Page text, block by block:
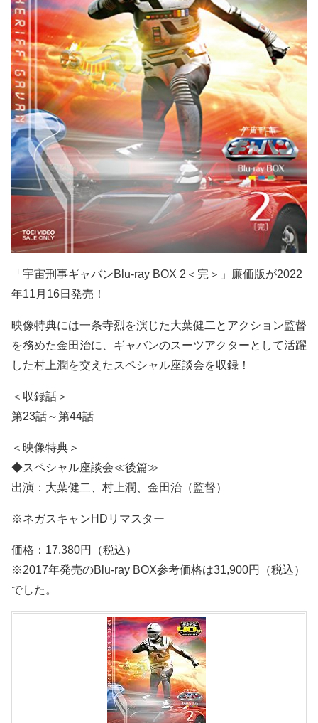
「宇宙刑事ギャバンBlu-ray BOX 2＜完＞」廉価版が2022
年11月16日発売！
映像特典には一条寺烈を演じた大葉健二とアクション監督
を務めた金田治に、ギャバンのスーツアクターとして活躍
した村上潤を交えたスペシャル座談会を収録！
＜収録話＞
第23話～第44話
＜映像特典＞
◆スペシャル座談会≪後篇≫
出演：大葉健二、村上潤、金田治（監督）
※ネガスキャンHDリマスター
価格：17,380円（税込）
※2017年発売のBlu-ray BOX参考価格は31,900円（税込）
でした。